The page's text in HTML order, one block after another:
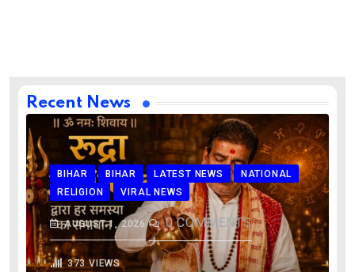
Recent News
BIHAR BIHAR LATEST NEWS
NATIONAL
RELIGION
VIRAL NEWS
AUGUST 1, 2026 0COMMENTS
373 VIEWS